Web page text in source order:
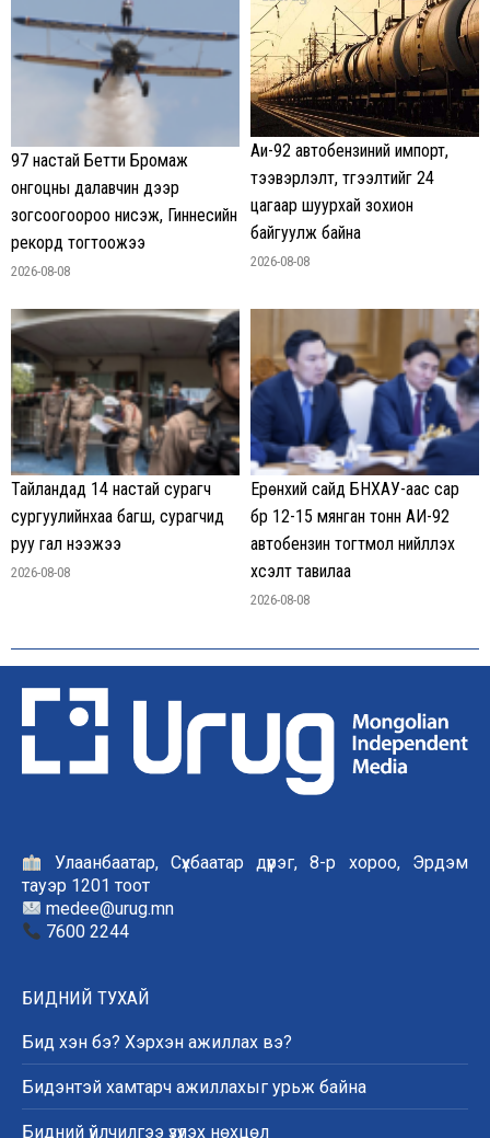
97 настай Бетти Бромаж
онгоцны далавчин дээр
зогсоогоороо нисэж, Гиннесийн
рекорд тогтоожээ
2026-08-08
Аи-92 автобензиний импорт,
тээвэрлэлт, түгээлтийг 24
цагаар шуурхай зохион
байгуулж байна
2026-08-08
Тайландад 14 настай сурагч
сургуулийнхаа багш, сурагчид
руу гал нээжээ
2026-08-08
Ерөнхий сайд БНХАУ-аас сар
бүр 12-15 мянган тонн АИ-92
автобензин тогтмол нийлүүлэх
хүсэлт тавилаа
2026-08-08
Улаанбаатар, Сүхбаатар дүүрэг, 8-р хороо, Эрдэм
тауэр 1201 тоот
medee@urug.mn
7600 2244
БИДНИЙ ТУХАЙ
Бид хэн бэ? Хэрхэн ажиллах вэ?
Бидэнтэй хамтарч ажиллахыг урьж байна
Бидний үйлчилгээ үзүүлэх нөхцөл